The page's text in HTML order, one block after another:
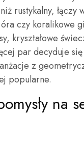
rustykalny,
czy koralikowe
kryształowe
par decyduje
z
popularne.
na